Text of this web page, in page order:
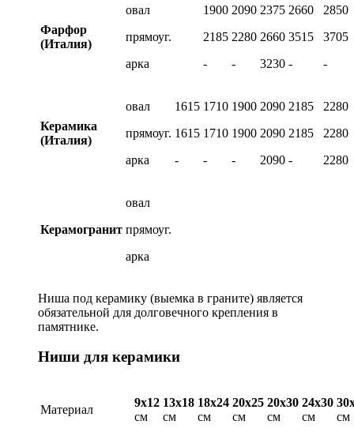
Фарфор
(Италия)
овал
прямоуг.
арка
1900
2185
-
2090
2280
-
2375
2660
3230
2660
3515
-
2850
3705
-
Керамика
(Италия)
овал
прямоуг.
арка
1615
1615
-
1710
1710
-
1900
1900
-
2090
2090
2090
2185
2185
-
2280
2280
2280
Керамогранит
овал
прямоуг.
арка
Ниша под керамику (выемка в граните) является
обязательной для долговечного крепления в
памятнике.
Ниши для керамики
Материал
9х12
см
13х18
см
18х24
см
20х25
см
20х30
см
24х30
см
см